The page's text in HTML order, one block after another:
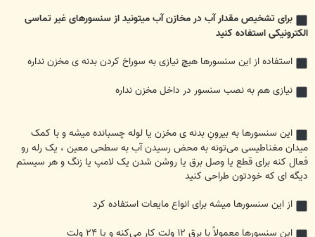
برای تشخیص مقدار آب در مخازن آب میتونید از سنسورهای غیر تماسی
الکترونیکی استفاده کنید
استفاده از این سنسورها هیچ نیازی به سوراخ کردن بدنه ی مخزن نداره
نیازی هم به نصب سنسور در داخل مخزن نداره
این سنسورها به بیرونِ بدنه ی مخزن یا لوله چسبانده میشه و با کمک
میدان مغناطیسی می‌تونه به محض رسیدن آب به سطحی معین ، یک رله رو
فعال کنه برای قطع یا وصل برق یا روشن شدن یک لامپ یا زنگ و هر سیستم
دیگه ای که خودتون طراحی کنید
از این سنسورها میشه برای انواع مایعات استفاده کرد
این سنسورها معمولاً با برق ۱۲ ولت کار می‌کنه و یا ۲۴ ولت